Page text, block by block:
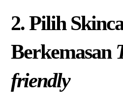
2. Pilih
Berkemasan
friendly